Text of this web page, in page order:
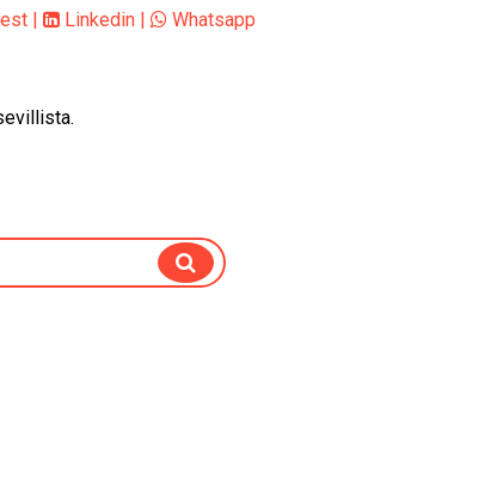
| Linkedin | Whatsapp